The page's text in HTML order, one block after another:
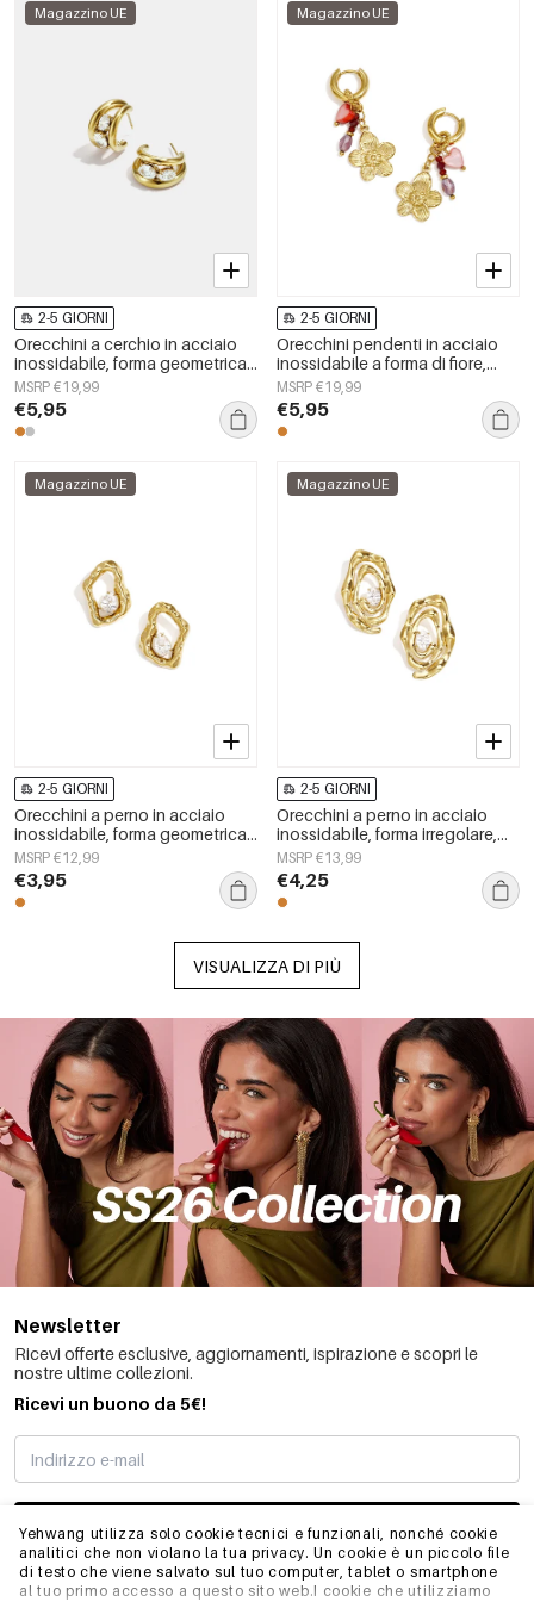
Yehwang utilizza solo cookie tecnici e funzionali, nonché cookie
analitici che non violano la tua privacy. Un cookie è un piccolo file
di testo che viene salvato sul tuo computer, tablet o smartphone
al tuo primo accesso a questo sito web.I cookie che utilizziamo
Magazzino UE
2-5 GIORNI
Orecchini a cerchio in acciaio
inossidabile, forma geometrica,
semplici, serie Daily Simple,
gioielli da donna
MSRP €19,99
€5,95
Magazzino UE
2-5 GIORNI
Orecchini pendenti in acciaio
inossidabile a forma di fiore,
serie Daily Simple, gioielli da
donna
MSRP €19,99
€5,95
Magazzino UE
2-5 GIORNI
Orecchini a perno in acciaio
inossidabile, forma geometrica,
semplici, serie &quot;Daily
Simple&quot;, gioielli da donna.
MSRP €12,99
€3,95
Magazzino UE
2-5 GIORNI
Orecchini a perno in acciaio
inossidabile, forma irregolare,
semplici, serie &quot;Semplici
per tutti i giorni&quot;, gioielli
da donna
MSRP €13,99
€4,25
VISUALIZZA DI PIÙ
Newsletter
Ricevi offerte esclusive, aggiornamenti, ispirazione e scopri le
nostre ultime collezioni.
Ricevi un buono da 5€!
MI STO REGISTRANDO